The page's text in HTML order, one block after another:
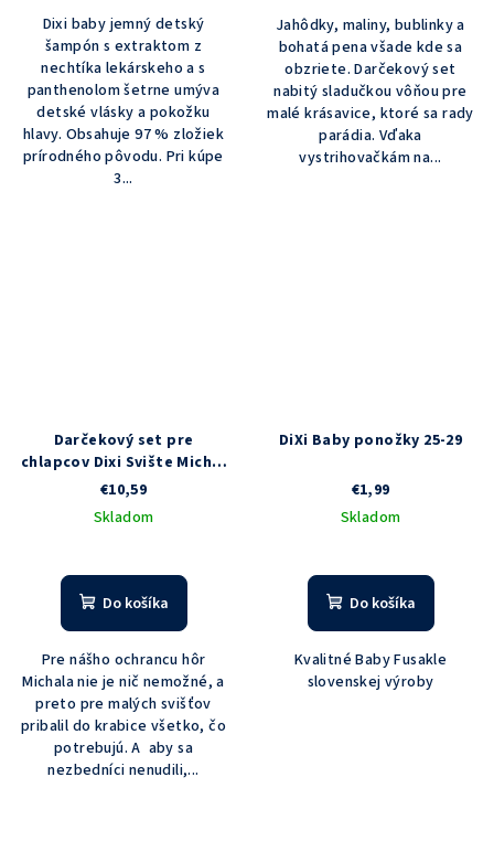
Dixi baby jemný detský
šampón s extraktom z
nechtíka lekárskeho a s
panthenolom šetrne umýva
detské vlásky a pokožku
hlavy. Obsahuje 97 % zložiek
prírodného pôvodu. Pri kúpe
3...
Jahôdky, maliny, bublinky a
bohatá pena všade kde sa
obzriete. Darčekový set
nabitý sladučkou vôňou pre
malé krásavice, ktoré sa rady
parádia. Vďaka
vystrihovačkám na...
Darčekový set pre
chlapcov Dixi Svište Michal
a jeho priatelia
€10,59
Skladom
Do košíka
Pre nášho ochrancu hôr
Michala nie je nič nemožné, a
preto pre malých svišťov
pribalil do krabice všetko, čo
potrebujú. A aby sa
nezbedníci nenudili,...
DiXi Baby ponožky 25-29
€1,99
Skladom
Do košíka
Kvalitné Baby Fusakle
slovenskej výroby